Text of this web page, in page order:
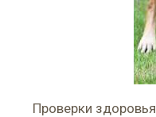
Проверки здоровья